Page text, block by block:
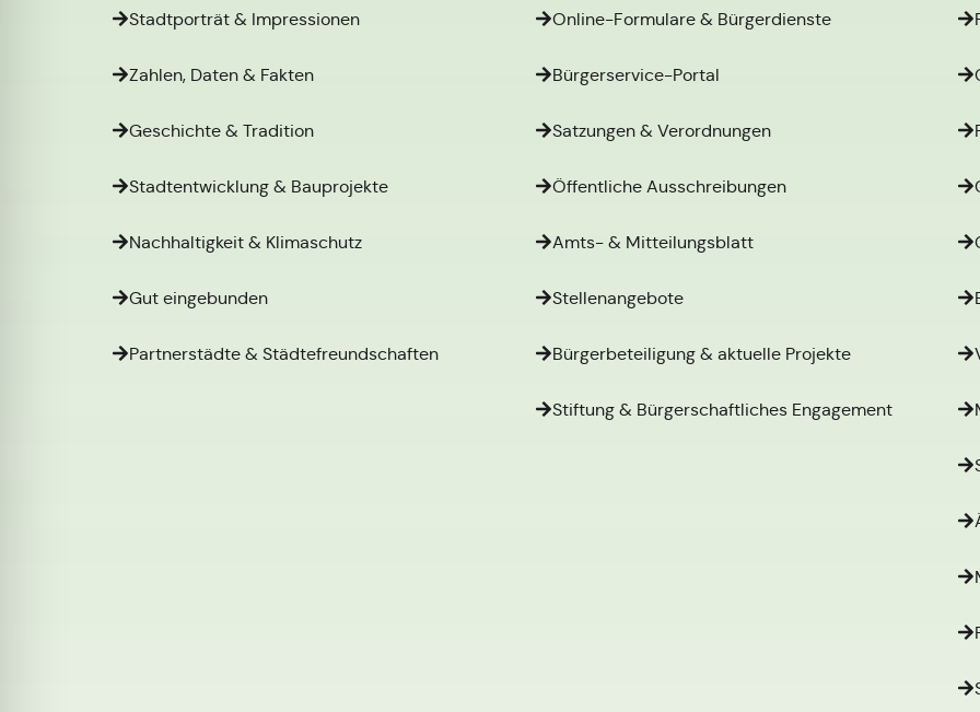
Stadtporträt & Impressionen
Zahlen, Daten & Fakten
Geschichte & Tradition
Stadtentwicklung & Bauprojekte
Nachhaltigkeit & Klimaschutz
Gut eingebunden
Partnerstädte & Städtefreundschaften
Online-Formulare & Bürgerdienste
Bürgerservice-Portal
Satzungen & Verordnungen
Öffentliche Ausschreibungen
Amts- & Mitteilungsblatt
Stellenangebote
Bürgerbeteiligung & aktuelle Projekte
Stiftung & Bürgerschaftliches Engagement